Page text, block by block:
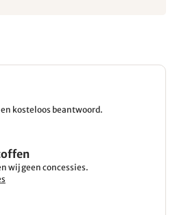
kosteloos beantwoord.
wij geen concessies.